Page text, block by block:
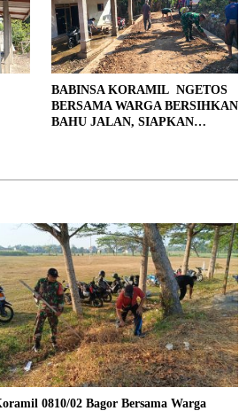
BABINSA KORAMIL NGETOS
BERSAMA WARGA BERSIHKAN
BAHU JALAN, SIAPKAN
0810/02 Bagor Bersama Warga